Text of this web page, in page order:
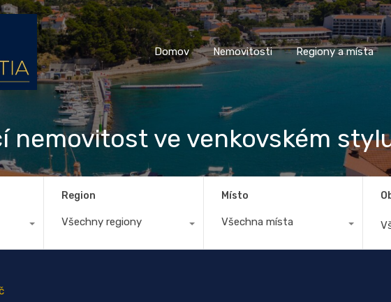
Domov Nemovitosti Regiony a
Domov Nemovitosti Regiony a místa
nemovitost ve venkovském
Region
Všechny regiony
Místo
Všechna místa